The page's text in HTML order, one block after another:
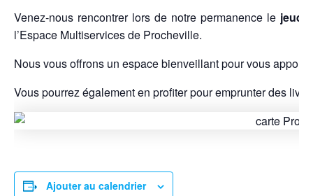
Venez-nous rencontrer lors de notre permanence le jeudi
l’Espace Multiservices de Procheville.
Nous vous offrons un espace bienveillant pour vous
Vous pourrez également en profiter pour emprunter des
Ajouter au calendrier